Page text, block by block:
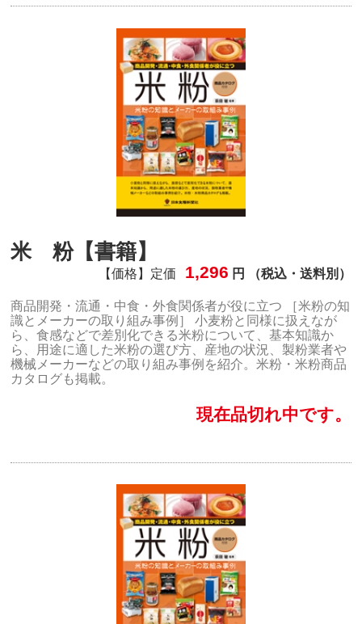
米 粉【書籍】
【価格】定価 1,296 円 （税込・送料別）
商品開発・流通・中食・外食関係者が役に立つ ［米粉の知
識とメーカーの取り組み事例］ 小麦粉と同様に扱えなが
ら、食感などで差別化できる米粉について、基本知識か
ら、用途に適した米粉の選び方、産地の状況、製粉業者や
機械メーカーなどの取り組み事例を紹介。米粉・米粉商品
カタログも掲載。
現在品切れ中です。